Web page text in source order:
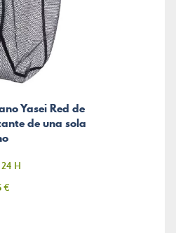
Yasei Red de
de una sola
H
€